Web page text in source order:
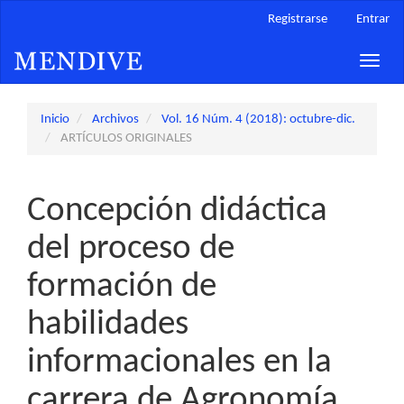
principal
Barra
Registrarse Entrar
Toggle
Inicio Archivos
Vol. 16 Núm. 4 (2018): octubre-dic.
ARTÍCULOS ORIGINALES
Concepción didáctica
del proceso de
formación de
habilidades
informacionales en la